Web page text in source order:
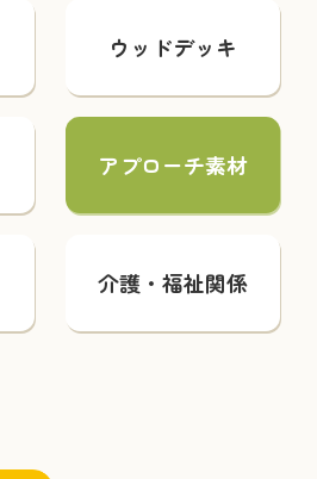
ウッドデッキ
アプローチ素材
介護・福祉関係